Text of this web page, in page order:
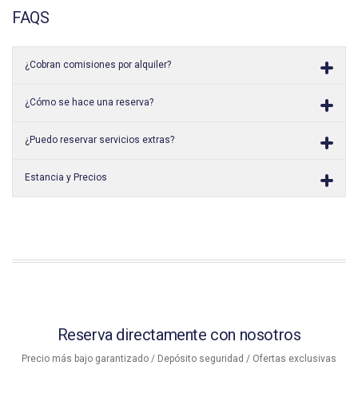
FAQS
¿Cobran comisiones por alquiler?
¿Cómo se hace una reserva?
¿Puedo reservar servicios extras?
Estancia y Precios
Reserva directamente con nosotros
Precio más bajo garantizado / Depósito seguridad / Ofertas exclusivas